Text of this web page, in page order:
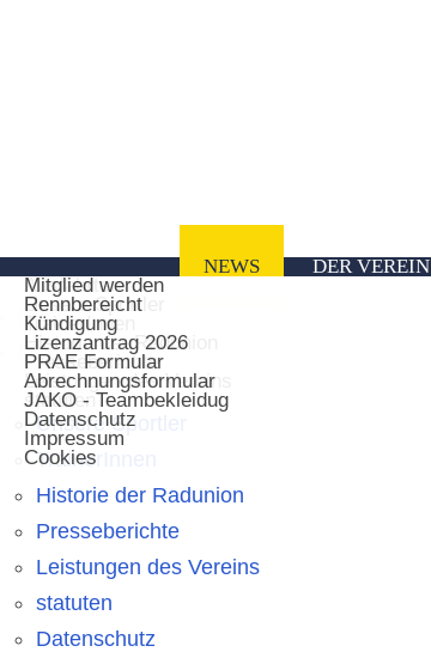
NEWS
DER VEREIN
Vorstand
Unsere Sportler
TrainerInnen
Historie der Radunion
Presseberichte
Leistungen des Vereins
statuten
Datenschutz
Impressum
Cookies
Ausfahrten
Mitglied werden
Rennbereicht
Kündigung
Lizenzantrag 2026
PRAE Formular
Abrechnungsformular
JAKO - Teambekleidug
News
Der Verein
Vorstand
Unsere Sportler
TrainerInnen
Historie der Radunion
Presseberichte
Leistungen des Vereins
statuten
Datenschutz